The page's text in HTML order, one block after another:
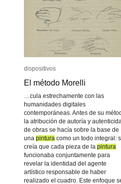
dispositivos
El método Morelli
…cula estrechamente con las
humanidades digitales
contemporáneas. Antes de su
la atribución de autoría y
de obras se hacía sobre la base de
una pintura como un todo integral:
creía que cada pieza de la pintura
funcionaba conjuntamente para
revelar la identidad del agente
artístico responsable de haber
realizado el cuadro. Este enfoque
dispositivos
El método Morelli
pintura
pintura